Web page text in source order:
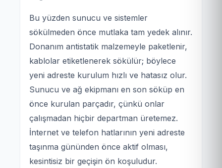
Bu yüzden sunucu ve sistemler
sökülmeden önce mutlaka tam yedek alınır.
Donanım antistatik malzemeyle paketlenir,
kablolar etiketlenerek sökülür; böylece
yeni adreste kurulum hızlı ve hatasız olur.
Sunucu ve ağ ekipmanı en son söküp en
önce kurulan parçadır, çünkü onlar
çalışmadan hiçbir departman üretemez.
İnternet ve telefon hatlarının yeni adreste
taşınma gününden önce aktif olması,
kesintisiz bir geçişin ön koşuludur.